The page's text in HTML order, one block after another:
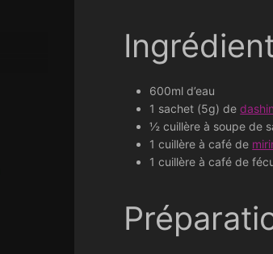
600ml d’eau
1 sachet (5g) de
½ cuillère à soupe de
1 cuillère à café de
1 cuillère à café de